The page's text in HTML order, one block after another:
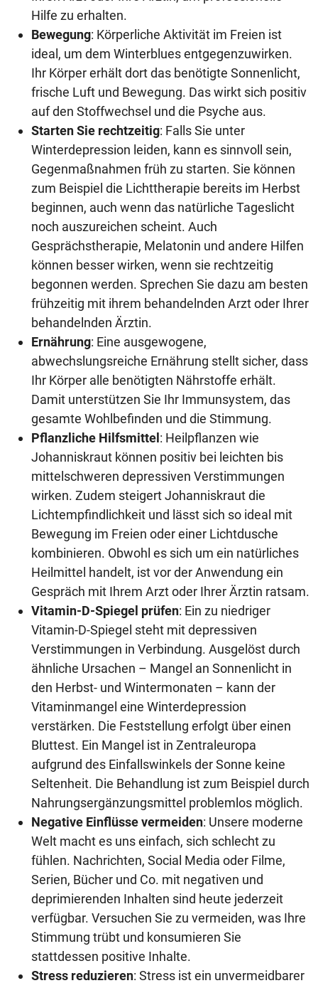
Hilfe zu erhalten.
Bewegung: Körperliche Aktivität im Freien ist
ideal, um dem Winterblues entgegenzuwirken.
Ihr Körper erhält dort das benötigte Sonnenlicht,
frische Luft und Bewegung. Das wirkt sich positiv
auf den Stoffwechsel und die Psyche aus.
Starten Sie rechtzeitig: Falls Sie unter
Winterdepression leiden, kann es sinnvoll sein,
Gegenmaßnahmen früh zu starten. Sie können
zum Beispiel die Lichttherapie bereits im Herbst
beginnen, auch wenn das natürliche Tageslicht
noch auszureichen scheint. Auch
Gesprächstherapie, Melatonin und andere Hilfen
können besser wirken, wenn sie rechtzeitig
begonnen werden. Sprechen Sie dazu am besten
frühzeitig mit ihrem behandelnden Arzt oder Ihrer
behandelnden Ärztin.
Ernährung: Eine ausgewogene,
abwechslungsreiche Ernährung stellt sicher, dass
Ihr Körper alle benötigten Nährstoffe erhält.
Damit unterstützen Sie Ihr Immunsystem, das
gesamte Wohlbefinden und die Stimmung.
Pflanzliche Hilfsmittel : Heilpflanzen wie
Johanniskraut können positiv bei leichten bis
mittelschweren depressiven Verstimmungen
wirken. Zudem steigert Johanniskraut die
Lichtempfindlichkeit und lässt sich so ideal mit
Bewegung im Freien oder einer Lichtdusche
kombinieren. Obwohl es sich um ein natürliches
Heilmittel handelt, ist vor der Anwendung ein
Gespräch mit Ihrem Arzt oder Ihrer Ärztin ratsam.
Vitamin-D-Spiegel prüfen: Ein zu niedriger
Vitamin-D-Spiegel steht mit depressiven
Verstimmungen in Verbindung. Ausgelöst durch
ähnliche Ursachen – Mangel an Sonnenlicht in
den Herbst- und Wintermonaten – kann der
Vitaminmangel eine Winterdepression
verstärken. Die Feststellung erfolgt über einen
Bluttest. Ein Mangel ist in Zentraleuropa
aufgrund des Einfallswinkels der Sonne keine
Seltenheit. Die Behandlung ist zum Beispiel durch
Nahrungsergänzungsmittel problemlos möglich.
Negative Einflüsse vermeiden: Unsere moderne
Welt macht es uns einfach, sich schlecht zu
fühlen. Nachrichten, Social Media oder Filme,
Serien, Bücher und Co. mit negativen und
deprimierenden Inhalten sind heute jederzeit
verfügbar. Versuchen Sie zu vermeiden, was Ihre
Stimmung trübt und konsumieren Sie
stattdessen positive Inhalte.
Stress reduzieren: Stress ist ein unvermeidbarer